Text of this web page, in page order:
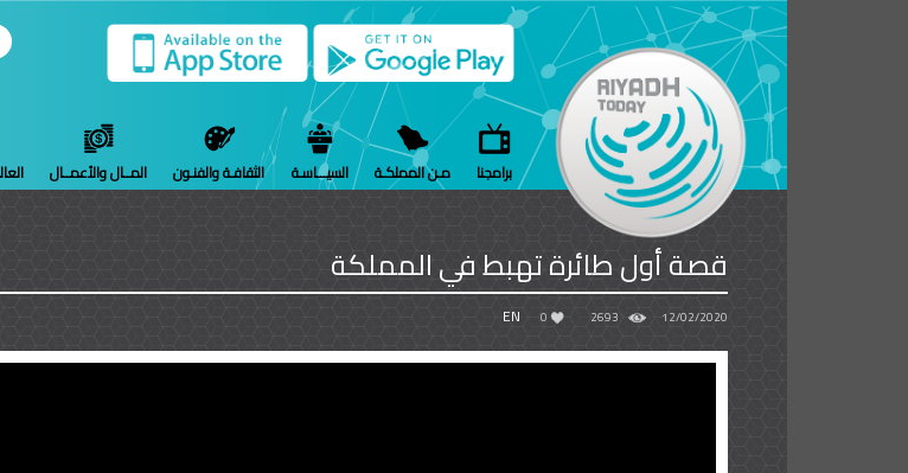
برامجنا مـن المملكـة السيـــاسـة الثقافـة والفنـون المــال والأعمــال
قصة أول طائرة تهبط في المملكة
12/02/2020
2693
0
EN